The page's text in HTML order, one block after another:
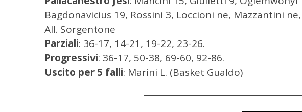
Bagdonavicius 19, Rossini 3, Loccioni ne, Mazzantini
All. Sorgentone
Parziali: 36-17, 14-21, 19-22, 23-26.
Progressivi: 36-17, 50-38, 69-60, 92-86.
Uscito per 5 falli: Marini L. (Basket Gualdo)